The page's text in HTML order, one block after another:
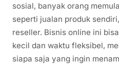
sosial, banyak orang
seperti jualan produk
reseller. Bisnis online ini
kecil dan waktu fleksibel,
siapa saja yang ingin